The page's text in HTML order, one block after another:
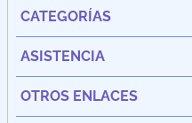
CATEGORÍAS
ASISTENCIA
OTROS ENLACES